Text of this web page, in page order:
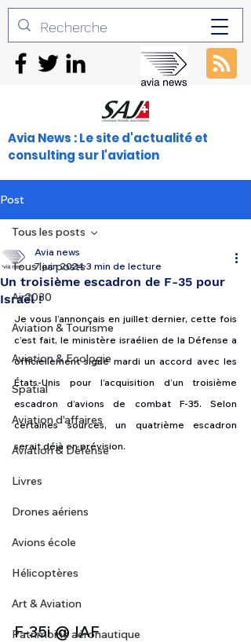
Avia News : Le site d'actualité et
consulting sur l'aviation
Post
Tous les posts
Air2030
Aviation & Tourisme
Aviation & Ecologie
Spatial
Aviation d'affaires
Aviation & Défense
Livres
Drones aériens
Avions école
Hélicoptères
Art & Aviation
Patrimoine aéronautique
Tous les posts
Un troisième escadron de F-35 pour
Israël !
Avia news
7 juin 2024 3 min de lecture
Je vous l’annonçais en juillet dernier, cette fois
c’est fait, le ministère israélien de la Défense a
officiellement signé mardi un accord avec les
États-Unis pour l’acquisition d’un troisième
escadron d’avions de combat F-35. Selon
certaines sources, un quatrième escadron
serait déjà en prévision.
F-35i @ IAF